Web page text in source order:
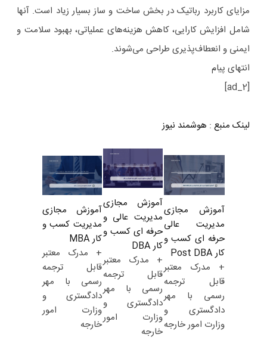
مزایای کاربرد رباتیک در بخش ساخت و ساز بسیار زیاد است. آنها
شامل افزایش کارایی، کاهش هزینه‌های عملیاتی، بهبود سلامت و
ایمنی و انعطاف‌پذیری طراحی می‌شوند.
انتهای پیام
[ad_2]
لینک منبع : هوشمند نیوز
آموزش مجازی
مدیریت عالی
حرفه ای کسب و
کار Post DBA
+ مدرک معتبر
قابل ترجمه
رسمی با مهر
دادگستری و
وزارت امور خارجه
آموزش مجازی
مدیریت عالی و
حرفه ای کسب و
کار DBA
+ مدرک معتبر
قابل ترجمه
رسمی با مهر
دادگستری و
وزارت امور
خارجه
آموزش مجازی
مدیریت کسب و
کار MBA
+ مدرک معتبر
قابل ترجمه
رسمی با مهر
دادگستری و
وزارت امور
خارجه